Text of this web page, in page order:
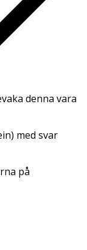
denna vara
med svar
på